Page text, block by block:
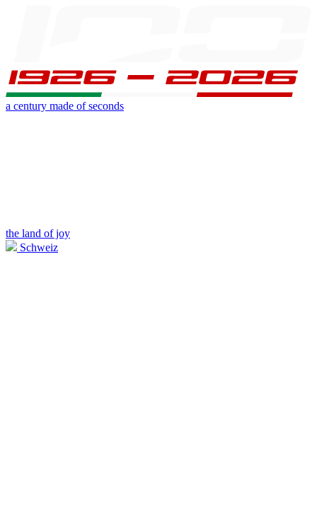
a century made of seconds
the land of joy
Schweiz